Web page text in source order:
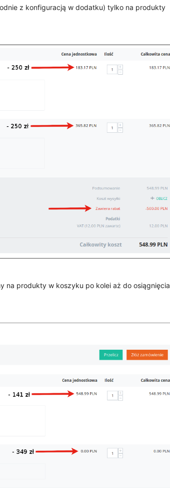
z konfiguracją w dodatku) tylko na produkty
na produkty w koszyku po kolei aż do osiągnięcia